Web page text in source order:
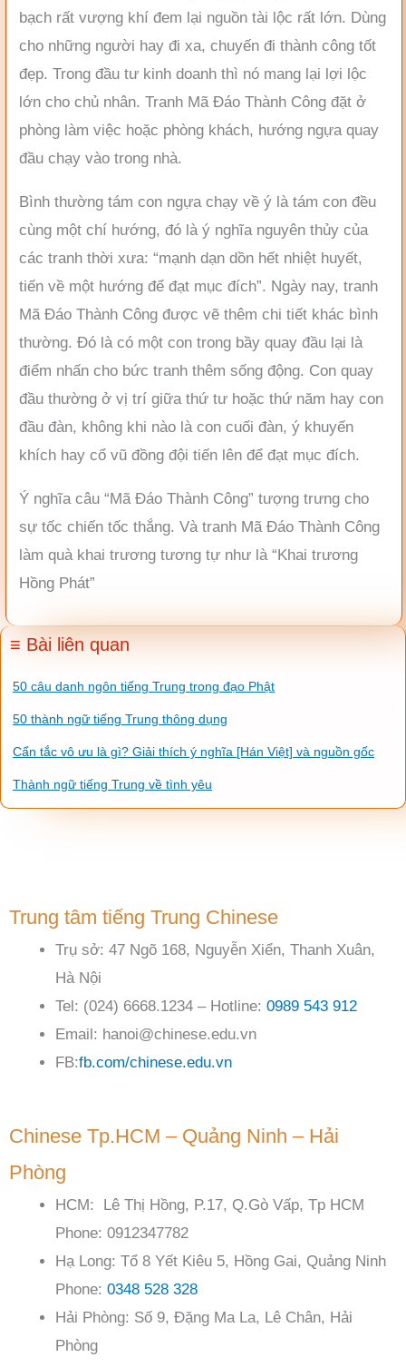
bạch rất vượng khí đem lại nguồn tài lộc rất lớn. Dùng
cho những người hay đi xa, chuyến đi thành công tốt
đẹp. Trong đầu tư kinh doanh thì nó mang lại lợi lộc
lớn cho chủ nhân. Tranh Mã Đáo Thành Công đặt ở
phòng làm việc hoặc phòng khách, hướng ngựa quay
đầu chạy vào trong nhà.
Bình thường tám con ngựa chạy về ý là tám con đều
cùng một chí hướng, đó là ý nghĩa nguyên thủy của
các tranh thời xưa: “mạnh dạn dồn hết nhiệt huyết,
tiến về một hướng để đạt mục đích”. Ngày nay, tranh
Mã Đáo Thành Công được vẽ thêm chi tiết khác bình
thường. Đó là có một con trong bầy quay đầu lại là
điểm nhấn cho bức tranh thêm sống động. Con quay
đầu thường ở vị trí giữa thứ tư hoặc thứ năm hay con
đầu đàn, không khi nào là con cuối đàn, ý khuyến
khích hay cổ vũ đồng đội tiến lên để đạt mục đích.
Ý nghĩa câu “Mã Đáo Thành Công” tượng trưng cho
sự tốc chiến tốc thắng. Và tranh Mã Đáo Thành Công
làm quà khai trương tương tự như là “Khai trương
Hồng Phát”
≡ Bài liên quan
50 câu danh ngôn tiếng Trung trong đạo Phật
50 thành ngữ tiếng Trung thông dụng
Cẩn tắc vô ưu là gì? Giải thích ý nghĩa [Hán Việt] và nguồn gốc
Thành ngữ tiếng Trung về tình yêu
Trung tâm tiếng Trung Chinese
Trụ sở: 47 Ngõ 168, Nguyễn Xiển, Thanh Xuân,
Hà Nội
Tel: (024) 6668.1234 – Hotline: 0989 543 912
Email: hanoi@chinese.edu.vn
FB:fb.com/chinese.edu.vn
Chinese Tp.HCM – Quảng Ninh – Hải
Phòng
HCM: Lê Thị Hồng, P.17, Q.Gò Vấp, Tp HCM
Phone: 0912347782
Hạ Long: Tổ 8 Yết Kiêu 5, Hồng Gai, Quảng Ninh
Phone: 0348 528 328
Hải Phòng: Số 9, Đặng Ma La, Lê Chân, Hải
Phòng